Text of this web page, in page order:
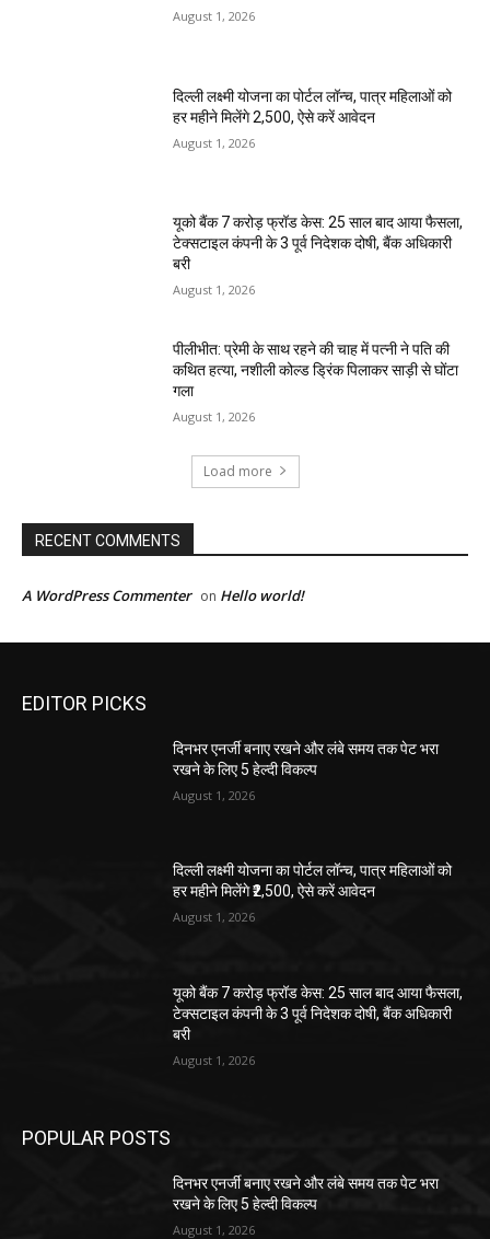
August 1, 2026
दिल्ली लक्ष्मी योजना का पोर्टल लॉन्च, पात्र महिलाओं को
हर महीने मिलेंगे ₹2,500, ऐसे करें आवेदन
August 1, 2026
यूको बैंक 7 करोड़ फ्रॉड केस: 25 साल बाद आया फैसला,
टेक्सटाइल कंपनी के 3 पूर्व निदेशक दोषी, बैंक अधिकारी
बरी
August 1, 2026
पीलीभीत: प्रेमी के साथ रहने की चाह में पत्नी ने पति की
कथित हत्या, नशीली कोल्ड ड्रिंक पिलाकर साड़ी से घोंटा
गला
August 1, 2026
Load more
RECENT COMMENTS
A WordPress Commenter on Hello world!
EDITOR PICKS
दिनभर एनर्जी बनाए रखने और लंबे समय तक पेट भरा
रखने के लिए 5 हेल्दी विकल्प
August 1, 2026
दिल्ली लक्ष्मी योजना का पोर्टल लॉन्च, पात्र महिलाओं को
हर महीने मिलेंगे ₹2,500, ऐसे करें आवेदन
August 1, 2026
यूको बैंक 7 करोड़ फ्रॉड केस: 25 साल बाद आया फैसला,
टेक्सटाइल कंपनी के 3 पूर्व निदेशक दोषी, बैंक अधिकारी
बरी
August 1, 2026
POPULAR POSTS
दिनभर एनर्जी बनाए रखने और लंबे समय तक पेट भरा
रखने के लिए 5 हेल्दी विकल्प
August 1, 2026